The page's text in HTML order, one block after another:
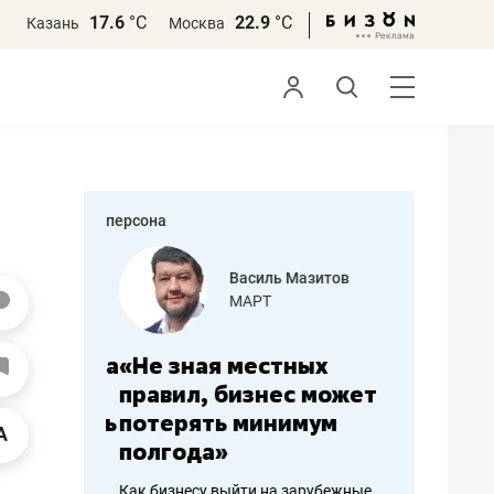
Казань 17.6 °С Москва 22.9 °С
персона
работа
Василь Мазитов
МАРТ
«Не зная местных
правил, бизнес может
потерять минимум
полгода»